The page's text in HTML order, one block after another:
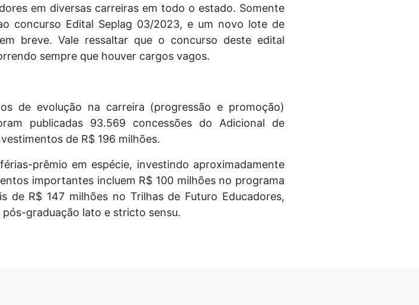
em diversas carreiras em todo o estado. Somente
concurso Edital Seplag 03/2023, e um novo lote de
breve. Vale ressaltar que o concurso deste edital
sempre que houver cargos vagos.
de evolução na carreira (progressão e promoção)
publicadas 93.569 concessões do Adicional de
de R$ 196 milhões.
prêmio em espécie, investindo aproximadamente
importantes incluem R$ 100 milhões no programa
de R$ 147 milhões no Trilhas de Futuro Educadores,
graduação lato e stricto sensu.